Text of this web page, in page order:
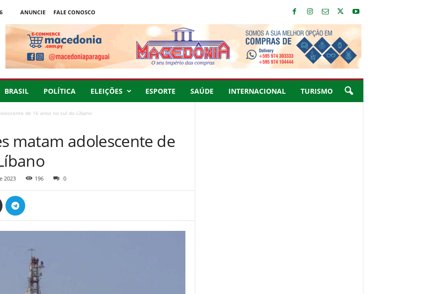
ANUNCIE
FALE CONOSCO
BRASIL POLÍTICA ELEIÇÕES ESPORTE SAÚDE INTERNACIONAL TURISMO
de 16 anos no sul do Líbano
matam adolescente de
2023 196 0